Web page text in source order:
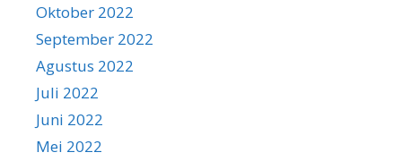
Oktober 2022
September 2022
Agustus 2022
Juli 2022
Juni 2022
Mei 2022